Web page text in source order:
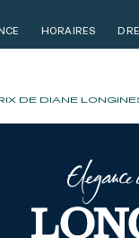
HORAIRES
DE DIANE